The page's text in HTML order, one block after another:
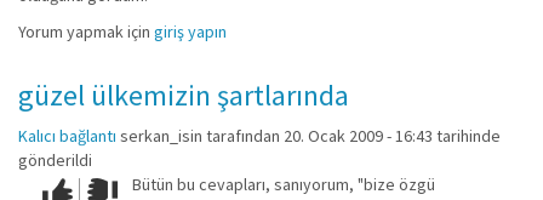
Yorum yapmak için giriş yapın
güzel ülkemizin şartlarında
Kalıcı bağlantı serkan_isin tarafından 20. Ocak 2009 - 16:43 tarihinde
gönderildi
Çok iyi!O
Bütün bu cevapları, sanıyorum, "bize özgü